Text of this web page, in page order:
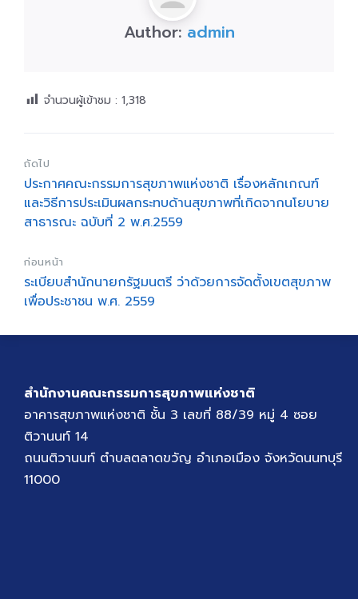
Author: admin
จำนวนผู้เข้าชม : 1,318
ถัดไป
ประกาศคณะกรรมการสุขภาพแห่งชาติ เรื่องหลักเกณฑ์
และวิธีการประเมินผลกระทบด้านสุขภาพที่เกิดจากนโยบาย
สาธารณะ ฉบับที่ 2 พ.ศ.2559
ก่อนหน้า
ระเบียบสำนักนายกรัฐมนตรี ว่าด้วยการจัดตั้งเขตสุขภาพ
เพื่อประชาชน พ.ศ. 2559
สำนักงานคณะกรรมการสุขภาพแห่งชาติ
อาคารสุขภาพแห่งชาติ ชั้น 3 เลขที่ 88/39 หมู่ 4 ซอย
ติวานนท์ 14
ถนนติวานนท์ ตำบลตลาดขวัญ อำเภอเมือง จังหวัดนนทบุรี
11000